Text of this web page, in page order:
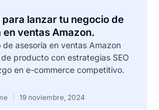
lanzar tu negocio de
en ventas Amazon.
asesoría en ventas Amazon
producto con estrategias SEO
en e-commerce competitivo.
19 noviembre, 2024